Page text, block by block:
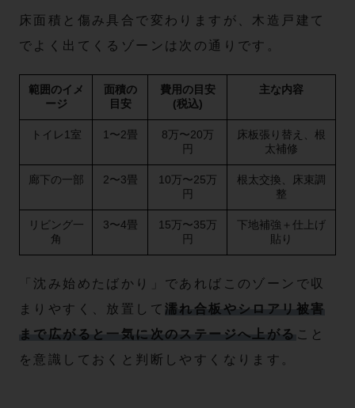
床面積と傷み具合で変わりますが、木造戸建て
でよく出てくるゾーンは次の通りです。
範囲のイメ
ージ
面積の
目安
費用の目安
(税込)
主な内容
トイレ1室 1〜2畳
8万〜20万
円
床板張り替え、根
太補修
廊下の一部 2〜3畳
10万〜25万
円
根太交換、床束調
整
リビング一
角
3〜4畳
15万〜35万
円
下地補強＋仕上げ
貼り
「沈み始めたばかり」であればこのゾーンで収
まりやすく、放置して 濡れ合板やシロアリ被害
まで広がると一気に次のステージへ上がる こと
を意識しておくと判断しやすくなります。